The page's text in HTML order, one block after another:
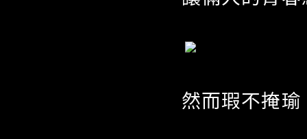
然而瑕不掩